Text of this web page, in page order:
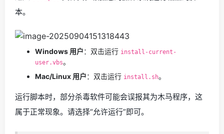
本。
Windows 用户：双击运行 install-current-
user.vbs。
Mac/Linux 用户：双击运行 install.sh。
运行脚本时，部分杀毒软件可能会误报其为木马程序，这
属于正常现象。请选择“允许运行”即可。